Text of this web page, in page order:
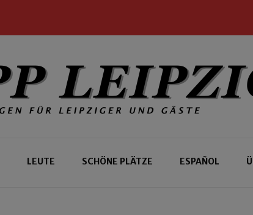
LEUTE SCHÖNE PLÄTZE ESPAÑOL